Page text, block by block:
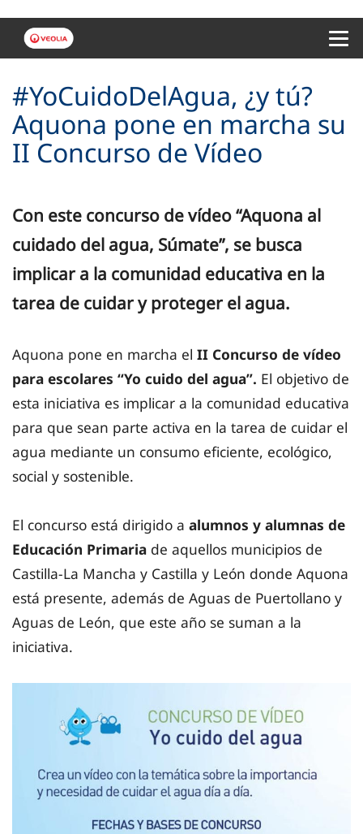
#YoCuidoDelAgua, ¿y tú?
Aquona pone en marcha su
II Concurso de Vídeo
Con este concurso de vídeo “Aquona al
cuidado del agua, Súmate”, se busca
implicar a la comunidad educativa en la
tarea de cuidar y proteger el agua.
Aquona pone en marcha el II Concurso de vídeo
para escolares “Yo cuido del agua”. El objetivo de
esta iniciativa es implicar a la comunidad educativa
para que sean parte activa en la tarea de cuidar el
agua mediante un consumo eficiente, ecológico,
social y sostenible.
El concurso está dirigido a alumnos y alumnas de
Educación Primaria de aquellos municipios de
Castilla-La Mancha y Castilla y León donde Aquona
está presente, además de Aguas de Puertollano y
Aguas de León, que este año se suman a la
iniciativa.